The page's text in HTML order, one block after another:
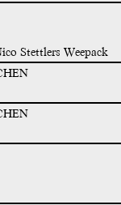
Stettlers Weepack